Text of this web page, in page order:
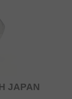
JAPAN